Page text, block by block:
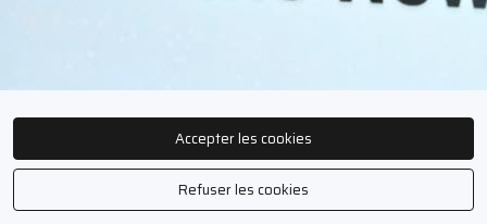
Accepter les cookies
Refuser les cookies